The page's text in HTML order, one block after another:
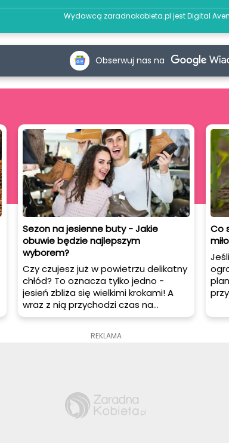
Wydawcą zaradnakobieta.pl jestDigital
Obserwuj nas na
Sezon na jesienne buty - Jakie
obuwie będzie najlepszym
wyborem?
Czy czujesz już w powietrzu delikatny
chłód? To oznacza tylko jedno -
jesień zbliża się wielkimi krokami! A
wraz z nią przychodzi czas na
zmianę garderoby, w tym również
najlepsze wskazówki dotyczące
Co
REKLAMA